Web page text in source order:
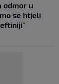
odmor u
se htjeli